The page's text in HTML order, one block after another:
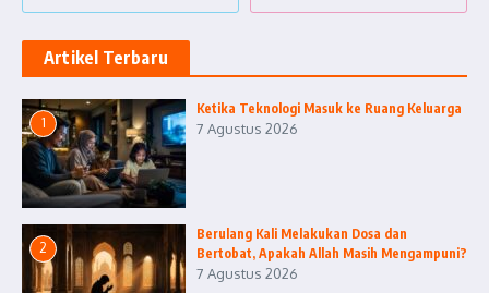
Artikel Terbaru
1
Ketika Teknologi Masuk ke Ruang Keluarga
7 Agustus 2026
2
Berulang Kali Melakukan Dosa dan
Bertobat, Apakah Allah Masih Mengampuni?
7 Agustus 2026